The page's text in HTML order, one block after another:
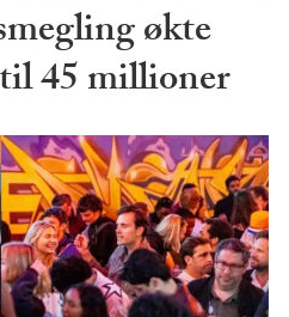
økte
45 millioner